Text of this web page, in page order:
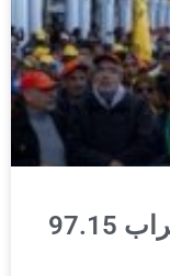
المغرب: دخول قانون الإضراب 97.15